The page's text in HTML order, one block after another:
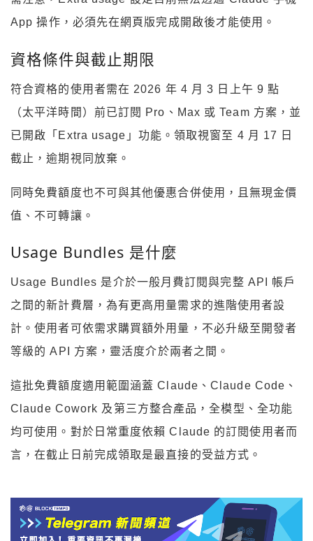
App 操作，必須先在網頁版完成開啟後才能使用。
資格條件與截止期限
符合資格的使用者需在 2026 年 4 月 3 日上午 9 點
（太平洋時間）前已訂閱 Pro、Max 或 Team 方案，並
已開啟「Extra usage」功能。領取視窗至 4 月 17 日
截止，逾期視同放棄。
同時免費額度也不可與其他優惠合併使用，且無現金價
值、不可轉讓。
Usage Bundles 是什麼
Usage Bundles 是介於一般月費訂閱與完整 API 帳戶
之間的新計費層，為有更高用量需求的進階使用者設
計。使用者可依需求購買額外用量，不必升級至開發者
等級的 API 方案，靈活度介於兩者之間。
這批免費額度適用範圍涵蓋 Claude、Claude Code、
Claude Cowork 及第三方整合產品，全模型、全功能
均可使用。對於日常重度依賴 Claude 的訂閱使用者而
言，在截止日前完成領取是最直接的受益方式。